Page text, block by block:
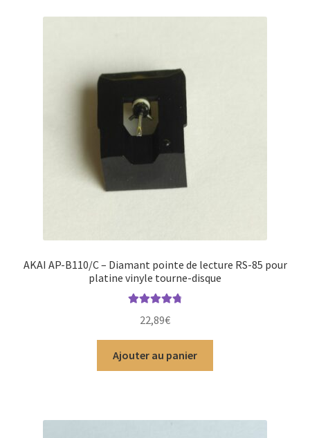
AKAI AP-B110/C – Diamant pointe de lecture RS-85 pour
platine vinyle tourne-disque
sur 5
22,89€
Ajouter au panier